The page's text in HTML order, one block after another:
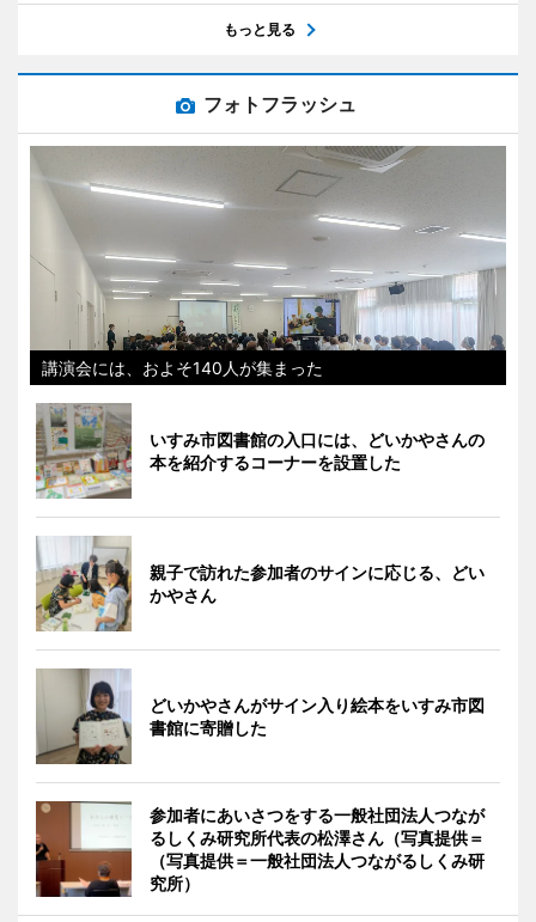
もっと見る
フォトフラッシュ
講演会には、およそ140人が集まった
いすみ市図書館の入口には、どいかやさんの
本を紹介するコーナーを設置した
親子で訪れた参加者のサインに応じる、どい
かやさん
どいかやさんがサイン入り絵本をいすみ市図
書館に寄贈した
参加者にあいさつをする一般社団法人つなが
るしくみ研究所代表の松澤さん（写真提供＝
（写真提供＝一般社団法人つながるしくみ研
究所）